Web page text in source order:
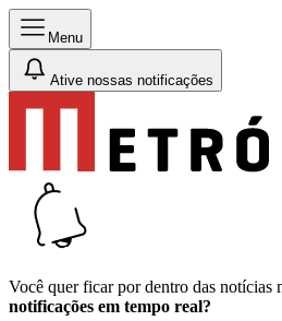
Menu
Ative nossas notificações
Você quer ficar por dentro das notícias
notificações em tempo real?